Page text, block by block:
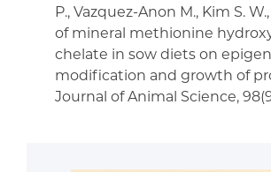
P., Vazquez-Anon M., Kim S.
of mineral methionine
chelate in sow diets on
modification and growth of
Journal of Animal Science,